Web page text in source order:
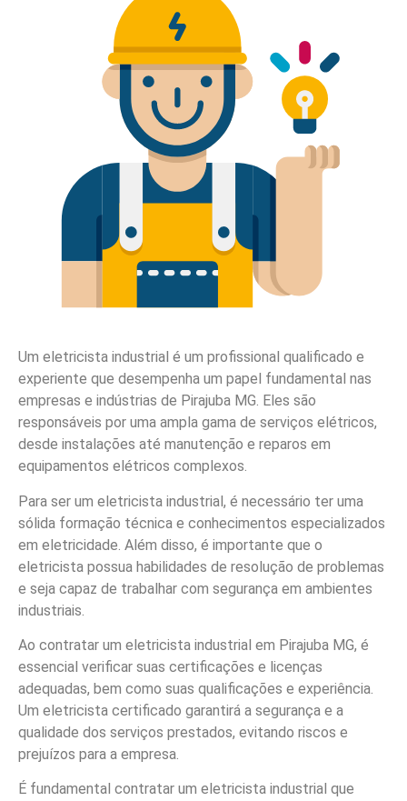
Um eletricista industrial é um profissional qualificado e
experiente que desempenha um papel fundamental nas
empresas e indústrias de Pirajuba MG. Eles são
responsáveis por uma ampla gama de serviços elétricos,
desde instalações até manutenção e reparos em
equipamentos elétricos complexos.
Para ser um eletricista industrial, é necessário ter uma
sólida formação técnica e conhecimentos especializados
em eletricidade. Além disso, é importante que o
eletricista possua habilidades de resolução de problemas
e seja capaz de trabalhar com segurança em ambientes
industriais.
Ao contratar um eletricista industrial em Pirajuba MG, é
essencial verificar suas certificações e licenças
adequadas, bem como suas qualificações e experiência.
Um eletricista certificado garantirá a segurança e a
qualidade dos serviços prestados, evitando riscos e
prejuízos para a empresa.
É fundamental contratar um eletricista industrial que